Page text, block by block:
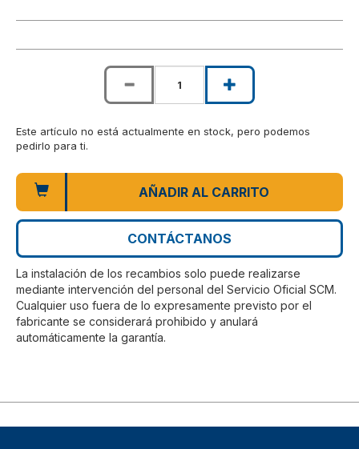
Este artículo no está actualmente en stock, pero podemos
pedirlo para ti.
AÑADIR AL CARRITO
CONTÁCTANOS
La instalación de los recambios solo puede realizarse
mediante intervención del personal del Servicio Oficial SCM.
Cualquier uso fuera de lo expresamente previsto por el
fabricante se considerará prohibido y anulará
automáticamente la garantía.